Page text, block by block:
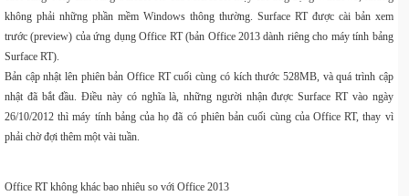
không phải những phần mềm Windows thông thường. Surface RT được cài bản xem
trước (preview) của ứng dụng Office RT (bản Office 2013 dành riêng cho máy tính bảng
Surface RT).
Bản cập nhật lên phiên bản Office RT cuối cùng có kích thước 528MB, và quá trình cập
nhật đã bắt đầu. Điều này có nghĩa là, những người nhận được Surface RT vào ngày
26/10/2012 thì máy tính bảng của họ đã có phiên bản cuối cùng của Office RT, thay vì
phải chờ đợi thêm một vài tuần.
Office RT không khác bao nhiêu so với Office 2013